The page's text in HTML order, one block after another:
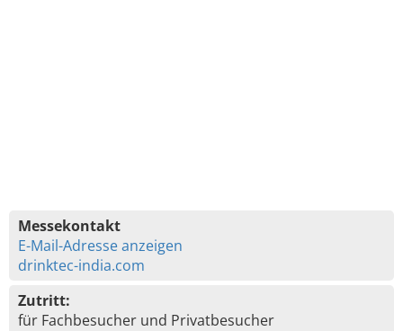
Messekontakt
E-Mail-Adresse anzeigen
drinktec-india.com
Zutritt:
für Fachbesucher und Privatbesucher